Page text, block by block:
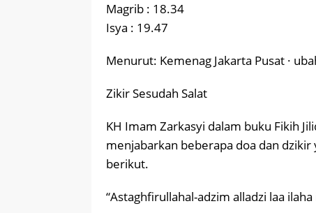
Magrib : 18.34
Isya : 19.47
Menurut: Kemenag Jakarta Pusat ·
Zikir Sesudah Salat
KH Imam Zarkasyi dalam buku Fikih
menjabarkan beberapa doa dan dzikir
berikut.
“Astaghfirullahal-adzim alladzi laa